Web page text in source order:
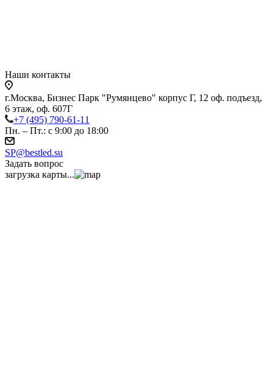
Наши контакты
г.Москва, Бизнес Парк "Румянцево" корпус Г, 12 оф. подъезд,
6 этаж, оф. 607Г
+7 (495) 790-61-11
Пн. – Пт.: с 9:00 до 18:00
SP@bestled.su
Задать вопрос
загрузка карты...